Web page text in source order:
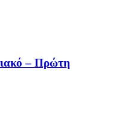
– Πρώτη